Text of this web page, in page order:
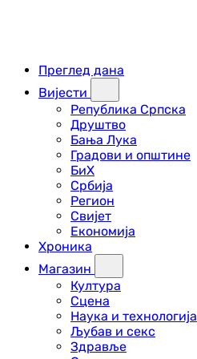
Преглед дана
Вијести
Република Српска
Друштво
Бања Лука
Градови и општине
БиХ
Србија
Регион
Свијет
Економија
Хроника
Магазин
Култура
Сцена
Наука и технологија
Љубав и секс
Здравље